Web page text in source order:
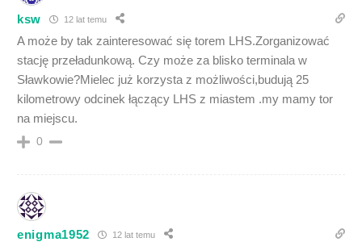
ksw 12 lat temu
A może by tak zainteresować się torem LHS.Zorganizować
stację przeładunkową. Czy może za blisko terminala w
Sławkowie?Mielec już korzysta z możliwości,budują 25
kilometrowy odcinek łączący LHS z miastem .my mamy tor
na miejscu.
0
enigma1952 12 lat temu